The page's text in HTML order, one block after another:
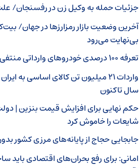
جزئیات حمله به وکیل زن در رفسنجان/
آخرین وضعیت بازار رمزارزها در جهان/
بی‌نهایت می‌رود
تعرفه ۱۰۰ درصدی خودروهای وارداتی منتفی شد
واردات ۲۱ میلیون تن کالای اساسی به
سال تاکنون
حکم نهایی برای افزایش قیمت بنزین |
شایعات را خاموش کرد
جابجایی حجاج از پایانه‌های مرزی کشور
امانی: برای رفع بحران‌های اقتصادی باید